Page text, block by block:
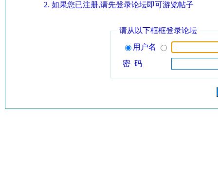
如果您已注册,请先登录论坛即可游览帖子
请从以下框框登录论坛
用户名
密 码